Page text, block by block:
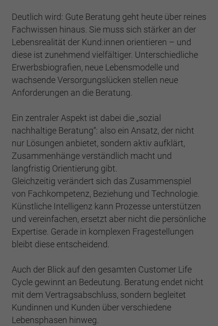
Deutlich wird: Gute Beratung geht heute über reines
Fachwissen hinaus. Sie muss sich stärker an der
Lebensrealität der Kund:innen orientieren – und
diese ist zunehmend vielfältiger. Unterschiedliche
Erwerbsbiografien, neue Lebensmodelle und
wachsende Versorgungslücken stellen neue
Anforderungen an die Beratung.
Ein zentraler Aspekt ist dabei die „sozial
nachhaltige Beratung“: also ein Ansatz, der nicht
nur Lösungen anbietet, sondern aktiv aufklärt,
Zusammenhänge verständlich macht und
langfristig Orientierung gibt.
Gleichzeitig verändert sich das Zusammenspiel
von Fachkompetenz, Beziehung und Technologie.
Künstliche Intelligenz kann Prozesse unterstützen
und vereinfachen, ersetzt aber nicht die persönliche
Expertise. Gerade in komplexen Fragestellungen
bleibt diese entscheidend.
Auch der Blick auf den gesamten Customer Life
Cycle gewinnt an Bedeutung. Beratung endet nicht
mit dem Vertragsabschluss, sondern begleitet
Kundinnen und Kunden über verschiedene
Lebensphasen hinweg.
dies eingestellt hat.
Name fe_typo3_user
Anbieter BWV Berlin Brandenburg
Laufzeit Sitzungsende
Zweck
Speicherung der Benutzer-ID bei
Anmeldung über den Webseiten-Login .
Zweck
Sammelt Daten dazu, wie oft ein Benutzer
eine Website besucht hat, sowie Daten für
den ersten und letzten Besuch. Von Google
Analytics verwendet.
Name _gid
Laufzeit 1 Tag
Zweck
Registriert eine eindeutige ID, die verwendet
wird, um statistische Daten dazu, wie der
Besucher die Website nutzt, zu generieren.